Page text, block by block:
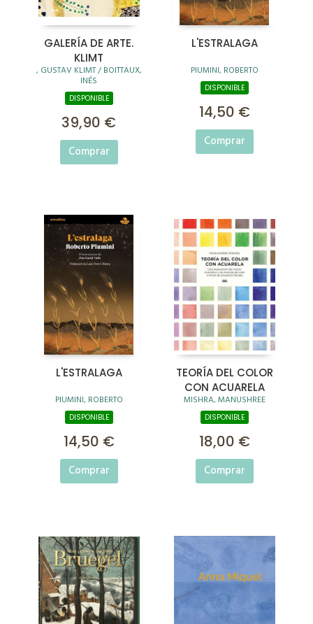
GALERÍA DE ARTE.
KLIMT
, GUSTAV KLIMT / BOITTAUX,
INÉS
DISPONIBLE
39,90 €
Comprar
L'ESTRALAGA
PIUMINI, ROBERTO
DISPONIBLE
14,50 €
Comprar
L'ESTRALAGA
PIUMINI, ROBERTO
DISPONIBLE
14,50 €
Comprar
TEORÍA DEL COLOR
CON ACUARELA
MISHRA, MANUSHREE
DISPONIBLE
18,00 €
Comprar